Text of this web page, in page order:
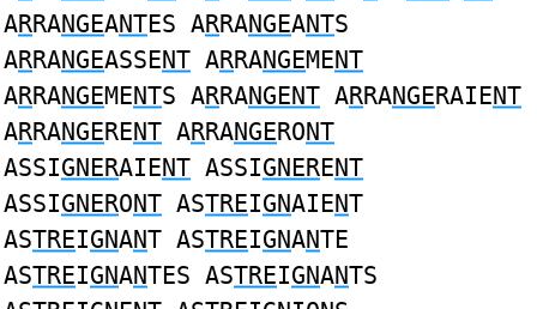
ARRANGEANTES ARRANGEANTS
ARRANGEASSENT ARRANGEMENT
ARRANGEMENTS ARRANGENT ARRANGERAIENT
ARRANGERENT ARRANGERONT
ASSIGNERAIENT ASSIGNERENT
ASSIGNERONT ASTREIGNAIENT
ASTREIGNANT ASTREIGNANTE
ASTREIGNANTES ASTREIGNANTS